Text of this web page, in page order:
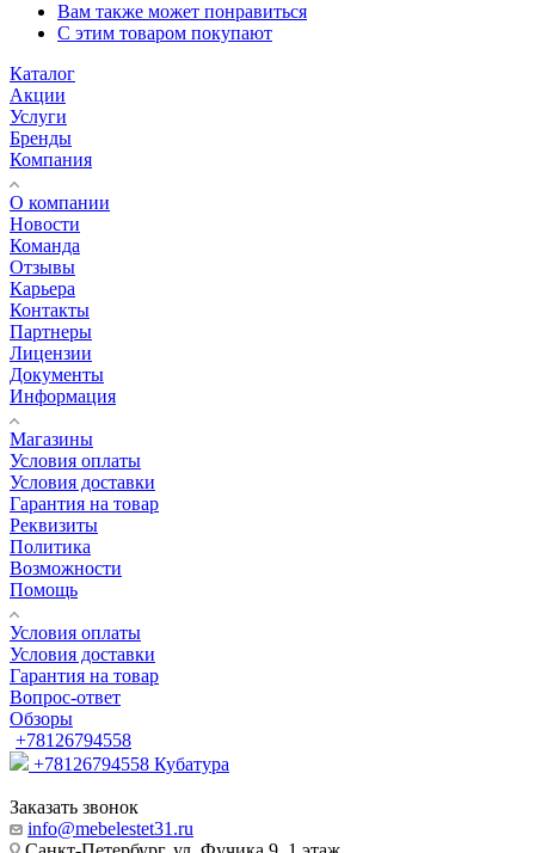
Вам также может понравиться
С этим товаром покупают
Каталог
Акции
Услуги
Бренды
Компания
О компании
Новости
Команда
Отзывы
Карьера
Контакты
Партнеры
Лицензии
Документы
Информация
Магазины
Условия оплаты
Условия доставки
Гарантия на товар
Реквизиты
Политика
Возможности
Помощь
Условия оплаты
Условия доставки
Гарантия на товар
Вопрос-ответ
Обзоры
+78126794558
+78126794558 Кубатура
Заказать звонок
info@mebelestet31.ru